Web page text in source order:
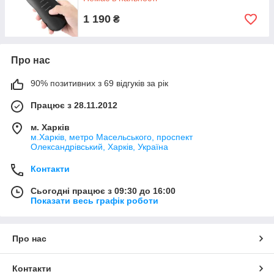
микромассажа рекомендуется использовать
«Ультралифт» -он усиливает лифтинговый эффект
ультразвукового массажера и насыщает кожу коллагеном.
воспользоваться специальными ионизированными
«Молодость без границ»-они способствуют насыщению
и коллагеном.
А для роботи масажером з функцією RF-ліфтингу був
розроблений спеціальний контактнийгель "RF-ліфтинг"
захищає шкіру під час процедури, а також крем, що
1 190 ₴
Про нас
90% позитивних з 69 відгуків за рік
Працює з 28.11.2012
м. Харків
м.Харків, метро Масельського, проспект
Олександрівський, Харків, Україна
Контакти
Сьогодні працює з 09:30 до 16:00
Показати весь графік роботи
Про нас
Контакти